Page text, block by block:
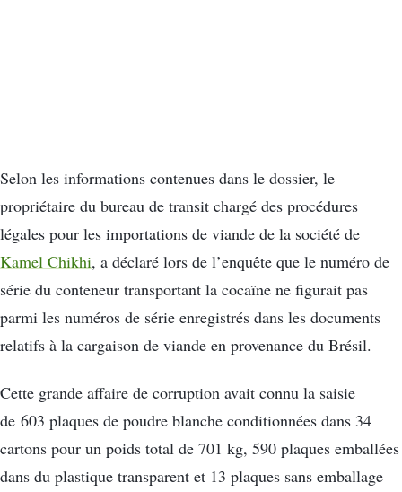
Selon les informations contenues dans le dossier, le
propriétaire du bureau de transit chargé des procédures
légales pour les importations de viande de la société de
Kamel Chikhi, a déclaré lors de l’enquête que le numéro de
série du conteneur transportant la cocaïne ne figurait pas
parmi les numéros de série enregistrés dans les documents
relatifs à la cargaison de viande en provenance du Brésil.
Cette grande affaire de corruption avait connu la saisie
de 603 plaques de poudre blanche conditionnées dans 34
cartons pour un poids total de 701 kg, 590 plaques emballées
dans du plastique transparent et 13 plaques sans emballage